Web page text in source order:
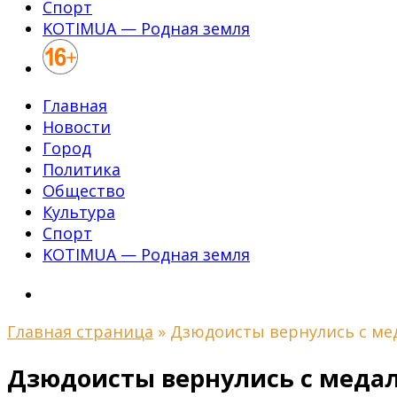
Спорт
KOTIMUA — Родная земля
Главная
Новости
Город
Политика
Общество
Культура
Спорт
KOTIMUA — Родная земля
Главная страница » Дзюдоисты вернулись с
Дзюдоисты вернулись с